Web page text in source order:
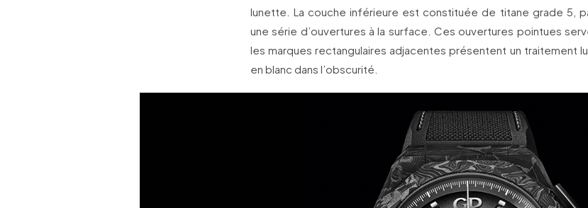
lunette. La couche inférieure est constituée de titane grade 5,
une série d’ouvertures à la surface. Ces ouvertures pointues
les marques rectangulaires adjacentes présentent un traitement
en blanc dans l’obscurité.